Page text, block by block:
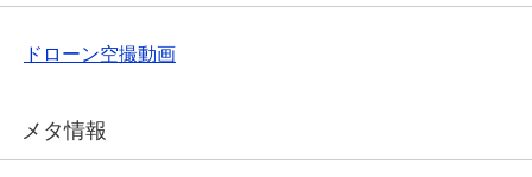
ドローン空撮動画
メタ情報